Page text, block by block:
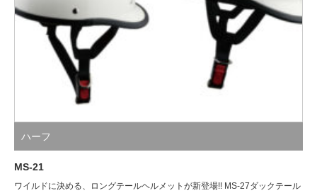
ハーフ
MS-21
ワイルドに決める、ロングテールヘルメットが新登場!! MS-27ダックテール